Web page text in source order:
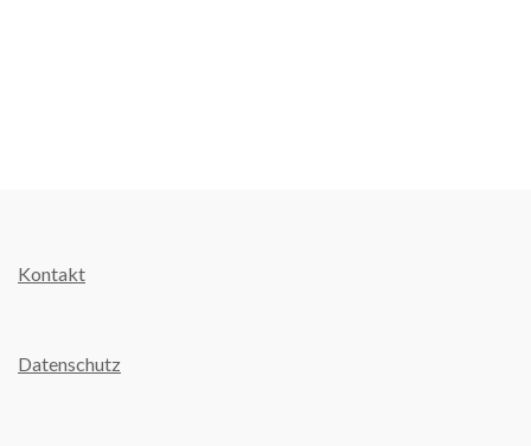
Kontakt
Datenschutz